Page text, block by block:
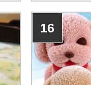
16